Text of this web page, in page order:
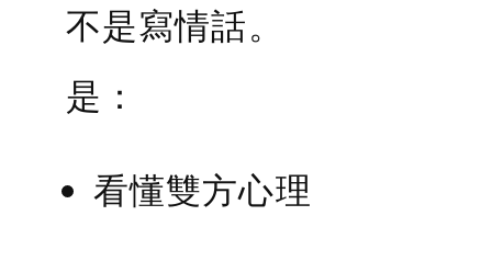
不是寫情話。
是：
看懂雙方心理